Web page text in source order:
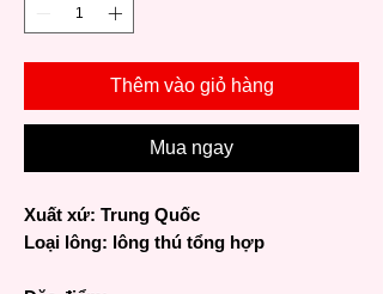
Thêm vào giỏ hàng
Mua ngay
Xuất xứ: Trung Quốc
Loại lông: lông thú tổng hợp